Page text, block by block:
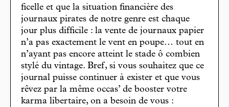
ficelle et que la situation financière des
journaux pirates de notre genre est chaque
jour plus difficile : la vente de journaux papier
n’a pas exactement le vent en poupe… tout en
n’ayant pas encore atteint le stade ô combien
stylé du vintage. Bref, si vous souhaitez que ce
journal puisse continuer à exister et que vous
rêvez par la même occas’ de booster votre
karma libertaire, on a besoin de vous :